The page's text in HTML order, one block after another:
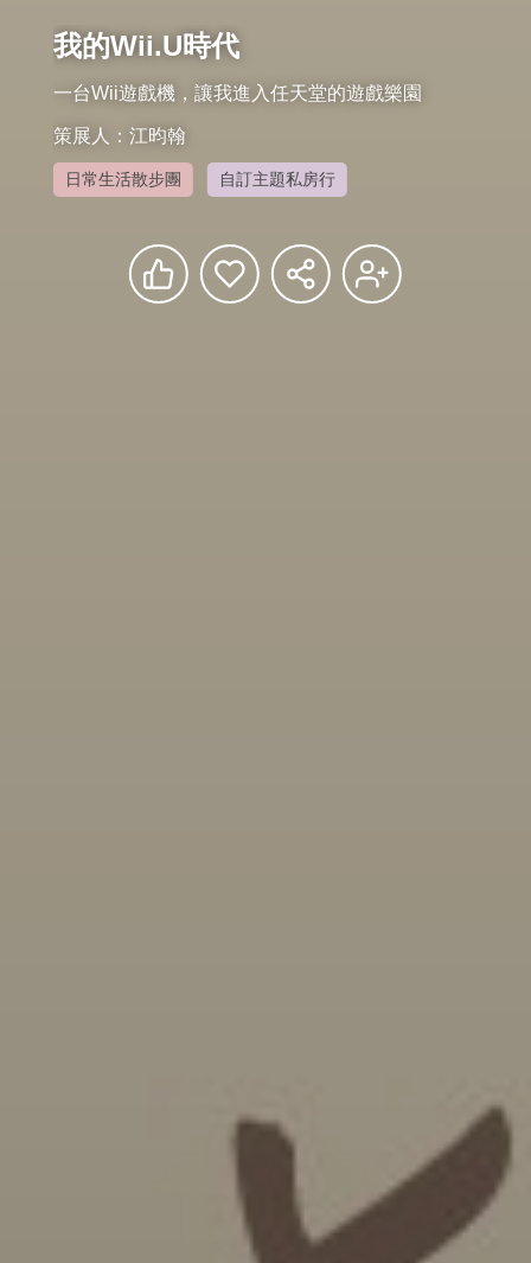
我的Wii.U時代
一台Wii遊戲機，讓我進入任天堂的遊戲樂園
策展人：江昀翰
日常生活散步團 自訂主題私房行